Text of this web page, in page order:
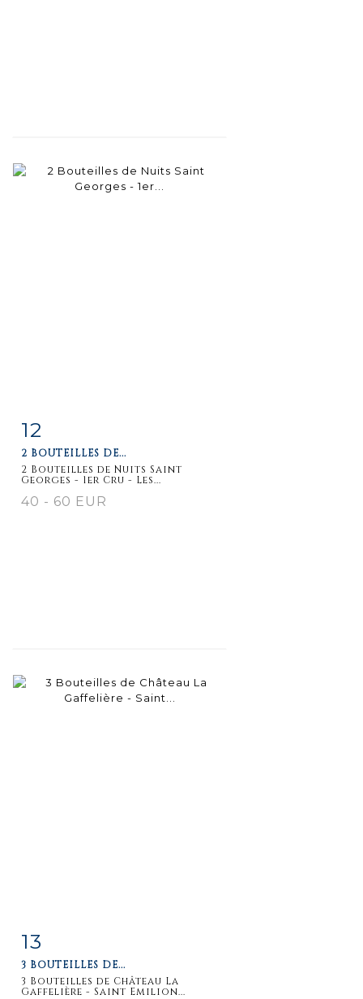
Item detail
12
2 BOUTEILLES DE...
2 Bouteilles de Nuits Saint
Georges - 1er Cru - Les...
40 - 60 EUR
Item detail
13
3 BOUTEILLES DE...
3 Bouteilles de Château La
Gaffelière - Saint Emilion...